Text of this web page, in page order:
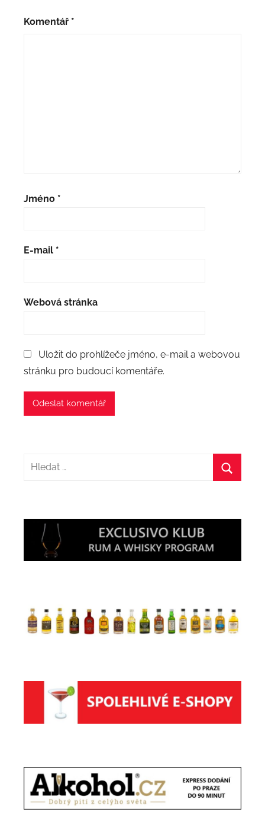
Komentář *
Jméno *
E-mail *
Webová stránka
Uložit do prohlížeče jméno, e-mail a webovou
stránku pro budoucí komentáře.
Hledat: